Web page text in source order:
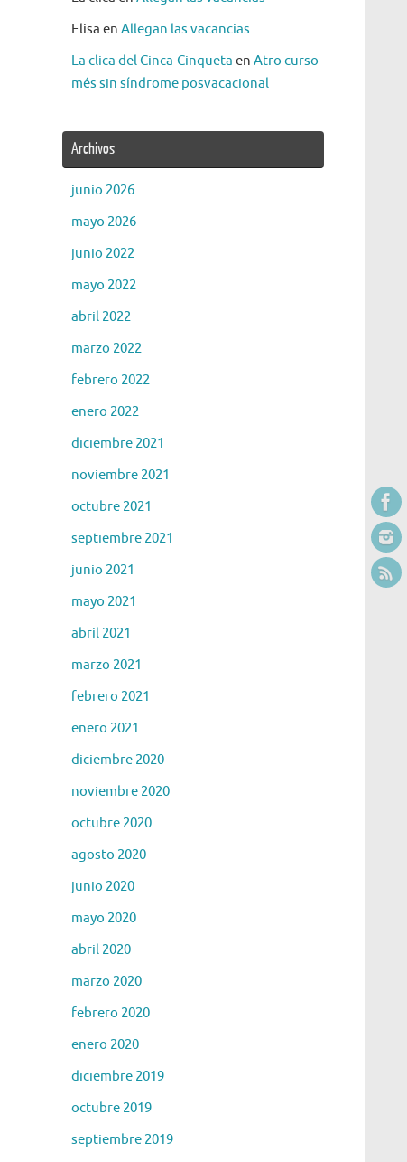
Elisa en Allegan las vacancias
La clica del Cinca-Cinqueta en Atro curso
més sin síndrome posvacacional
Archivos
junio 2026
mayo 2026
junio 2022
mayo 2022
abril 2022
marzo 2022
febrero 2022
enero 2022
diciembre 2021
noviembre 2021
octubre 2021
septiembre 2021
junio 2021
mayo 2021
abril 2021
marzo 2021
febrero 2021
enero 2021
diciembre 2020
noviembre 2020
octubre 2020
agosto 2020
junio 2020
mayo 2020
abril 2020
marzo 2020
febrero 2020
enero 2020
diciembre 2019
octubre 2019
septiembre 2019